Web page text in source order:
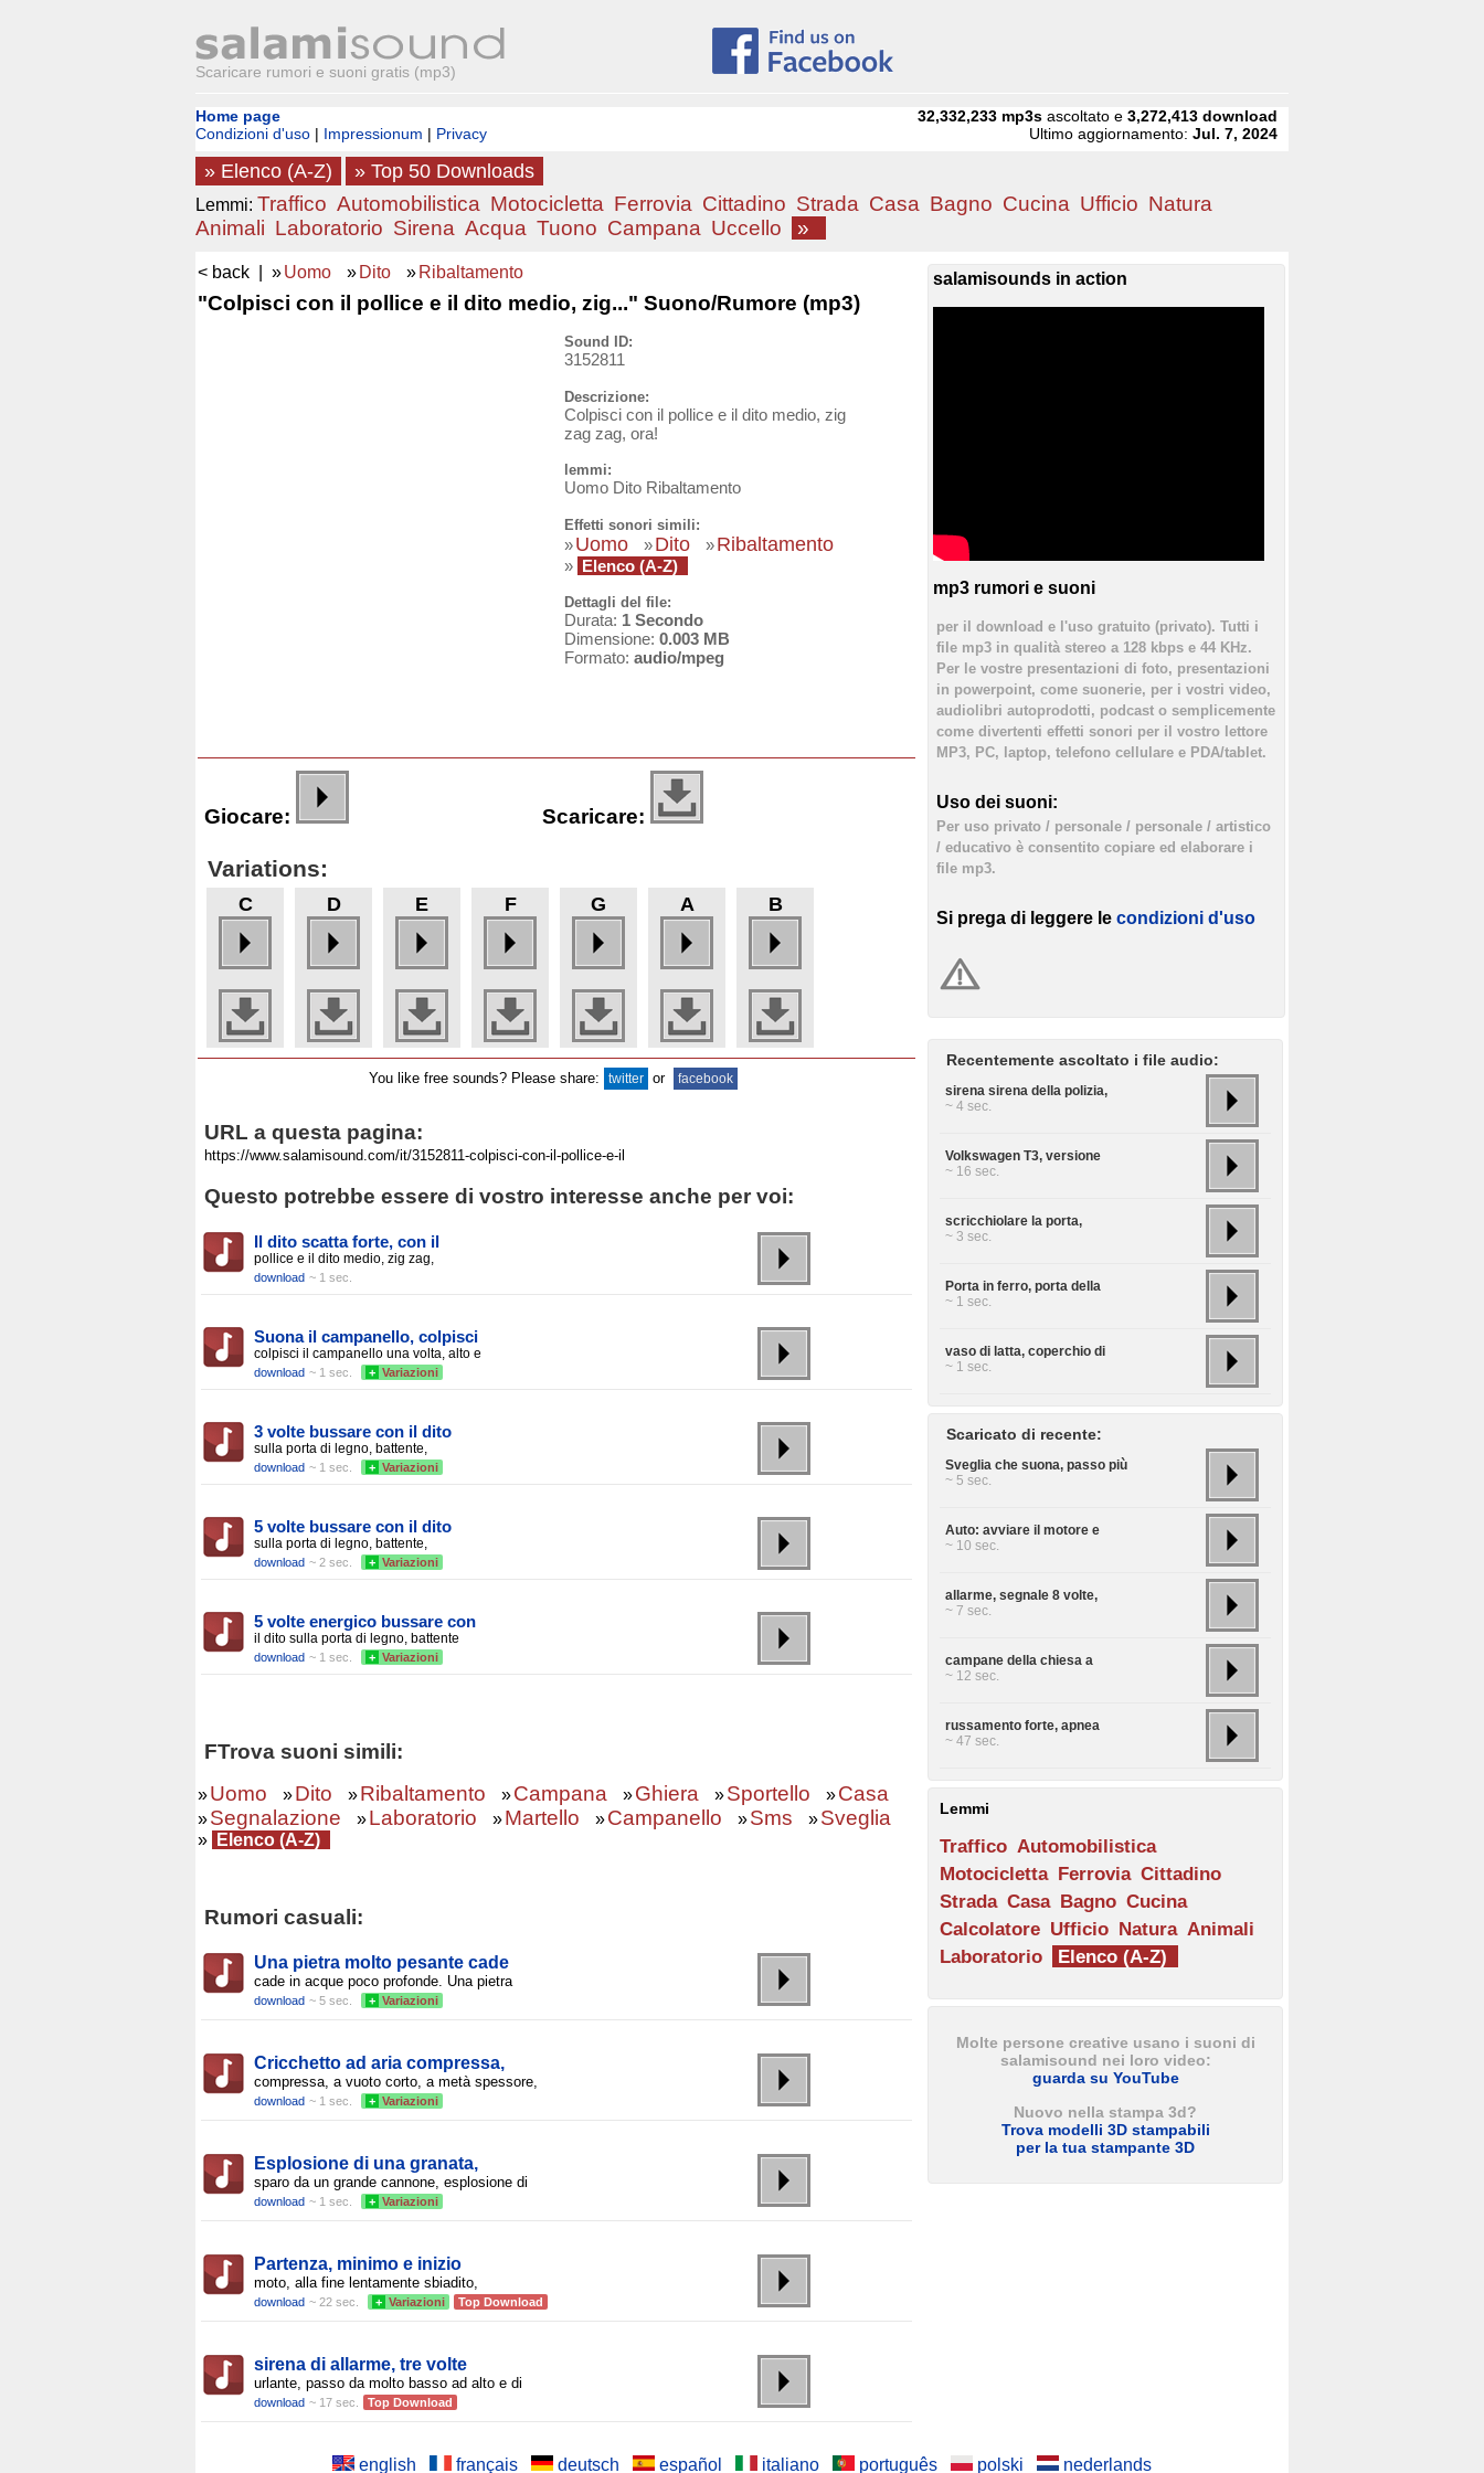
Scaricare rumori e suoni gratis (mp3)
Home page
Condizioni d'uso | Impressionum | Privacy
32,332,233 mp3s ascoltato e3,272,413 download
Ultimo aggiornamento:Jul. 7, 2024
» Elenco (A-Z) » Top 50 Downloads
Lemmi: Traffico Automobilistica Motocicletta Ferrovia Cittadino Strada Casa Bagno Cucina Ufficio Natura
Animali Laboratorio Sirena Acqua Tuono Campana Uccello »
< back | »Uomo » Dito » Ribaltamento
"Colpisci con il pollice e il dito medio, zig..." Suono/Rumore (mp3)
Sound ID:
3152811
Descrizione:
Colpisci con il pollice e il dito medio, zig
zag zag, ora!
lemmi:
Uomo Dito Ribaltamento
Effetti sonori simili:
»Uomo »Dito »Ribaltamento
» Elenco (A-Z)
Dettagli del file:
Durata: 1 Secondo
Dimensione: 0.003 MB
Formato: audio/mpeg
Giocare: Scaricare:
Variations:
C D E F G A B
You like free sounds? Please share: twitter or facebook
URL a questa pagina:
Questo potrebbe essere di vostro interesse anche per voi:
Il dito scatta forte, con il
pollice e il dito medio, zig zag,
download ~ 1 sec.
Suona il campanello, colpisci
colpisci il campanello una volta, alto e
download ~ 1 sec. + Variazioni
3 volte bussare con il dito
sulla porta di legno, battente,
download ~ 1 sec. + Variazioni
5 volte bussare con il dito
sulla porta di legno, battente,
download ~ 2 sec. + Variazioni
5 volte energico bussare con
il dito sulla porta di legno, battente
download ~ 1 sec. + Variazioni
FTrova suoni simili:
»Uomo »Dito »Ribaltamento »Campana »Ghiera »Sportello »Casa
»Segnalazione »Laboratorio »Martello »Campanello »Sms »Sveglia
» Elenco (A-Z)
Rumori casuali:
Una pietra molto pesante cade
cade in acque poco profonde. Una pietra
download ~ 5 sec. + Variazioni
Cricchetto ad aria compressa,
compressa, a vuoto corto, a metà spessore,
download ~ 1 sec. + Variazioni
Esplosione di una granata,
sparo da un grande cannone, esplosione di
download ~ 1 sec. + Variazioni
Partenza, minimo e inizio
moto, alla fine lentamente sbiadito,
download ~ 22 sec. + Variazioni Top Download
sirena di allarme, tre volte
urlante, passo da molto basso ad alto e di
download ~ 17 sec. Top Download
salamisounds in action
mp3 rumori e suoni
per il download e l'uso gratuito (privato). Tutti i
file mp3 in qualità stereo a 128 kbps e 44 KHz.
Per le vostre presentazioni di foto, presentazioni
in powerpoint, come suonerie, per i vostri video,
audiolibri autoprodotti, podcast o semplicemente
come divertenti effetti sonori per il vostro lettore
MP3, PC, laptop, telefono cellulare e PDA/tablet.
Uso dei suoni:
Per uso privato / personale / personale / artistico
/ educativo è consentito copiare ed elaborare i
file mp3.
Si prega di leggere le condizioni d'uso
Recentemente ascoltato i file audio:
sirena sirena della polizia,
~ 4 sec.
Volkswagen T3, versione
~ 16 sec.
scricchiolare la porta,
~ 3 sec.
Porta in ferro, porta della
~ 1 sec.
vaso di latta, coperchio di
~ 1 sec.
Scaricato di recente:
Sveglia che suona, passo più
~ 5 sec.
Auto: avviare il motore e
~ 10 sec.
allarme, segnale 8 volte,
~ 7 sec.
campane della chiesa a
~ 12 sec.
russamento forte, apnea
~ 47 sec.
Lemmi
Traffico Automobilistica
Motocicletta Ferrovia Cittadino
Strada Casa Bagno Cucina
Calcolatore Ufficio Natura Animali
Laboratorio
Elenco (A-Z)
Molte persone creative usano i suoni di
salamisound nei loro video:
guarda su YouTube
Nuovo nella stampa 3d?
Trova modelli 3D stampabili
per la tua stampante 3D
english français deutsch español italiano português polski nederlands